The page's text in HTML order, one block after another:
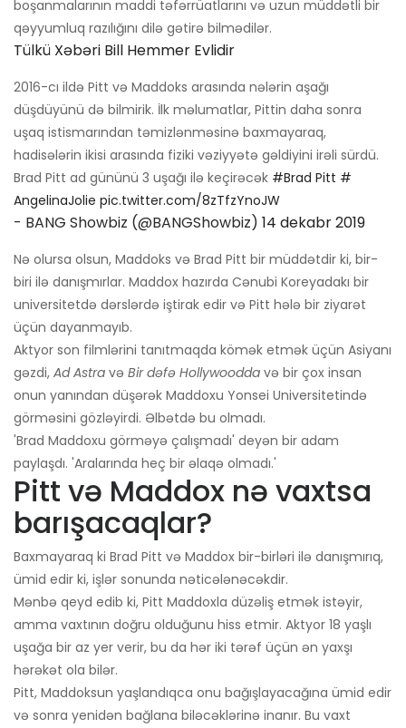
boşanmalarının maddi təfərrüatlarını və uzun müddətli bir
qəyyumluq razılığını dilə gətirə bilmədilər.
Tülkü Xəbəri Bill Hemmer Evlidir
2016-cı ildə Pitt və Maddoks arasında nələrin aşağı
düşdüyünü də bilmirik. İlk məlumatlar, Pittin daha sonra
uşaq istismarından təmizlənməsinə baxmayaraq,
hadisələrin ikisi arasında fiziki vəziyyətə gəldiyini irəli sürdü.
Brad Pitt ad gününü 3 uşağı ilə keçirəcək #Brad Pitt #
AngelinaJolie pic.twitter.com/8zTfzYnoJW
- BANG Showbiz (@BANGShowbiz) 14 dekabr 2019
Nə olursa olsun, Maddoks və Brad Pitt bir müddətdir ki, bir-
biri ilə danışmırlar. Maddox hazırda Cənubi Koreyadakı bir
universitetdə dərslərdə iştirak edir və Pitt hələ bir ziyarət
üçün dayanmayıb.
Aktyor son filmlərini tanıtmaqda kömək etmək üçün Asiyanı
gəzdi, Ad Astra və Bir dəfə Hollywoodda və bir çox insan
onun yanından düşərək Maddoxu Yonsei Universitetində
görməsini gözləyirdi. Əlbətdə bu olmadı.
'Brad Maddoxu görməyə çalışmadı' deyən bir adam
paylaşdı. 'Aralarında heç bir əlaqə olmadı.'
Pitt və Maddox nə vaxtsa
barışacaqlar?
Baxmayaraq ki Brad Pitt və Maddox bir-birləri ilə danışmırıq,
ümid edir ki, işlər sonunda nəticələnəcəkdir.
Mənbə qeyd edib ki, Pitt Maddoxla düzəliş etmək istəyir,
amma vaxtının doğru olduğunu hiss etmir. Aktyor 18 yaşlı
uşağa bir az yer verir, bu da hər iki tərəf üçün ən yaxşı
hərəkət ola bilər.
Pitt, Maddoksun yaşlandıqca onu bağışlayacağına ümid edir
və sonra yenidən bağlana biləcəklərinə inanır. Bu vaxt